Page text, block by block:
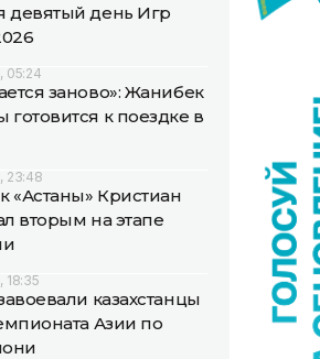
девятый день Игр
05:24
заново»: Жанибек
к поездке в
23:48
«Астаны» Кристиан
вторым на этапе
18:35
казахстанцы
Азии по